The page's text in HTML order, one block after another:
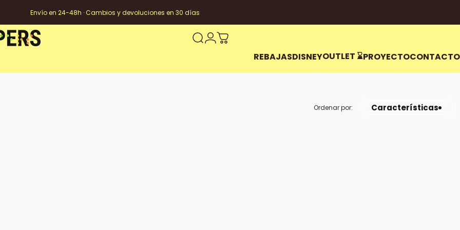
Envío en 24-48h · Cambios y devoluciones en 30 días
REBAJASDISNEYOUTLET ⌛️PROYECTOCONTACTO
BuscarIniciar sesión
Carrito
Ordenar por: Características